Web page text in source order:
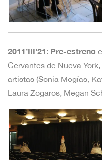
2011’III’21: Pre-estreno
Cervantes de Nueva
artistas (Sonia Megías,
Laura Zogaros, Megan